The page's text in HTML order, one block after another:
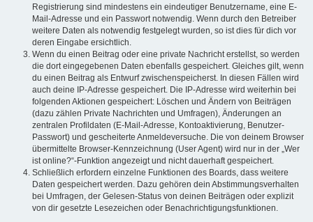
Registrierung sind mindestens ein eindeutiger Benutzername, eine E-
Mail-Adresse und ein Passwort notwendig. Wenn durch den Betreiber
weitere Daten als notwendig festgelegt wurden, so ist dies für dich vor
deren Eingabe ersichtlich.
Wenn du einen Beitrag oder eine private Nachricht erstellst, so werden
die dort eingegebenen Daten ebenfalls gespeichert. Gleiches gilt, wenn
du einen Beitrag als Entwurf zwischenspeicherst. In diesen Fällen wird
auch deine IP-Adresse gespeichert. Die IP-Adresse wird weiterhin bei
folgenden Aktionen gespeichert: Löschen und Ändern von Beiträgen
(dazu zählen Private Nachrichten und Umfragen), Änderungen an
zentralen Profildaten (E-Mail-Adresse, Kontoaktivierung, Benutzer-
Passwort) und gescheiterte Anmeldeversuche. Die von deinem Browser
übermittelte Browser-Kennzeichnung (User Agent) wird nur in der „Wer
ist online?“-Funktion angezeigt und nicht dauerhaft gespeichert.
Schließlich erfordern einzelne Funktionen des Boards, dass weitere
Daten gespeichert werden. Dazu gehören dein Abstimmungsverhalten
bei Umfragen, der Gelesen-Status von deinen Beiträgen oder explizit
von dir gesetzte Lesezeichen oder Benachrichtigungsfunktionen.